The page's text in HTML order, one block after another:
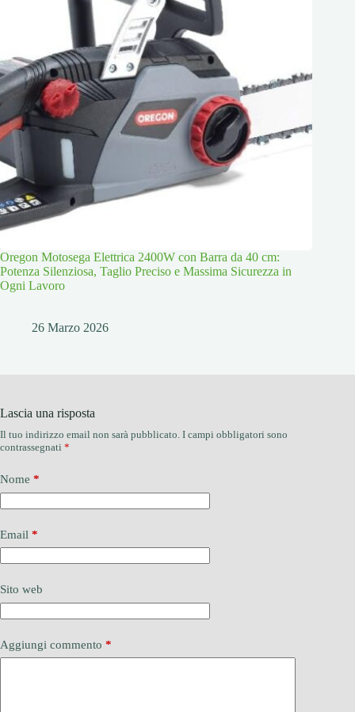
Oregon Motosega Elettrica 2400W con Barra da 40 cm:
Potenza Silenziosa, Taglio Preciso e Massima Sicurezza in
Ogni Lavoro
26 Marzo 2026
Lascia una risposta
Il tuo indirizzo email non sarà pubblicato. I campi obbligatori sono
contrassegnati *
Nome *
Email *
Sito web
Aggiungi commento *